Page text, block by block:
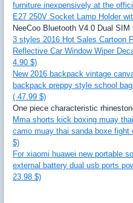
furniture inexpensively at the
E27 250V Socket Lamp Holder
NeeCoo Bluetooth V4.0 Dual SIM
3 styles 2016 Hot Sales Cartoon
Reflective Car Window Wiper
4.90 $)
New 2016 backpack vintage
backpack preppy style school
( 47.99 $)
One piece characteristic
Mma shorts kick boxing muay
camo muay thai sanda boxe fight
$)
For xiaomi huawei new portable
external battery dual usb ports
23.98 $)